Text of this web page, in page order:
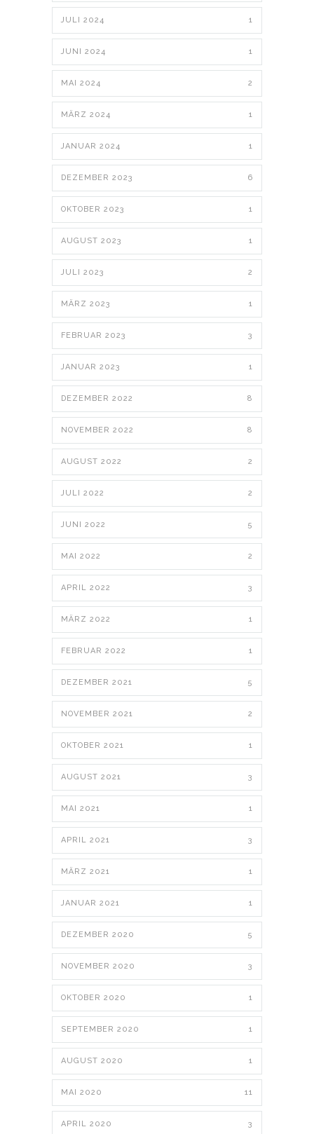
JULI 2024 1
JUNI 2024 1
MAI 2024 2
MÄRZ 2024 1
JANUAR 2024 1
DEZEMBER 2023 6
OKTOBER 2023 1
AUGUST 2023 1
JULI 2023 2
MÄRZ 2023 1
FEBRUAR 2023 3
JANUAR 2023 1
DEZEMBER 2022 8
NOVEMBER 2022 8
AUGUST 2022 2
JULI 2022 2
JUNI 2022 5
MAI 2022 2
APRIL 2022 3
MÄRZ 2022 1
FEBRUAR 2022 1
DEZEMBER 2021 5
NOVEMBER 2021 2
OKTOBER 2021 1
AUGUST 2021 3
MAI 2021 1
APRIL 2021 3
MÄRZ 2021 1
JANUAR 2021 1
DEZEMBER 2020 5
NOVEMBER 2020 3
OKTOBER 2020 1
SEPTEMBER 2020 1
AUGUST 2020 1
MAI 2020 11
APRIL 2020 3